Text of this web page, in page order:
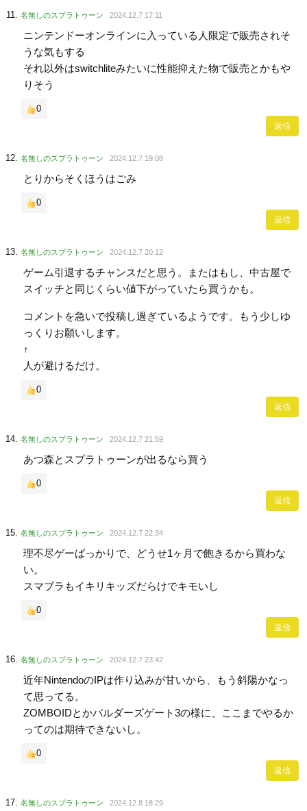
名無しのスプラトゥーン 2024.12.7 17:11
ニンテンドーオンラインに入っている人限定で販売されそ
うな気もする
それ以外はswitchliteみたいに性能抑えた物で販売とかもや
りそう
0
返信
名無しのスプラトゥーン 2024.12.7 19:08
とりからそくほうはごみ
0
返信
名無しのスプラトゥーン 2024.12.7 20:12
ゲーム引退するチャンスだと思う。またはもし、中古屋で
スイッチと同じくらい値下がっていたら買うかも。
コメントを急いで投稿し過ぎているようです。もう少しゆ
っくりお願いします。
↑
人が避けるだけ。
0
返信
名無しのスプラトゥーン 2024.12.7 21:59
あつ森とスプラトゥーンが出るなら買う
0
返信
名無しのスプラトゥーン 2024.12.7 22:34
理不尽ゲーばっかりで、どうせ1ヶ月で飽きるから買わな
い。
スマブラもイキリキッズだらけでキモいし
0
返信
名無しのスプラトゥーン 2024.12.7 23:42
近年NintendoのIPは作り込みが甘いから、もう斜陽かなっ
て思ってる。
ZOMBOIDとかバルダーズゲート3の様に、ここまでやるか
ってのは期待できないし。
0
返信
名無しのスプラトゥーン 2024.12.8 18:29